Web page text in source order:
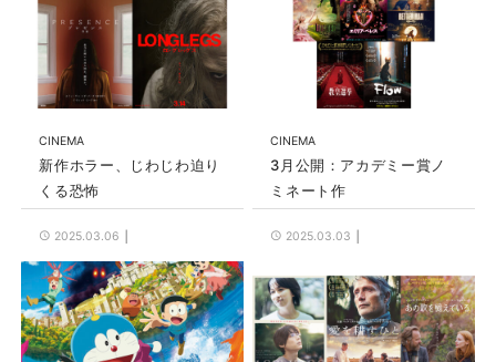
CINEMA
新作ホラー、じわじわ迫り
くる恐怖
2025.03.06
CINEMA
3月公開：アカデミー賞ノ
ミネート作
2025.03.03